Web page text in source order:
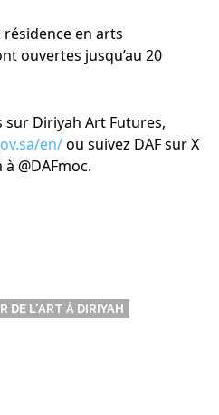
en arts
ouvertes jusqu’au 20
Diriyah Art Futures,
en/ou suivez DAF sur X
@DAFmoc.
DE L'ART À DIRIYAH